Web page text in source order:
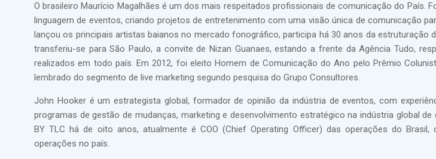
O brasileiro Maurício Magalhães é um dos mais respeitados profissionais de comunicação do País.
linguagem de eventos, criando projetos de entretenimento com uma visão única de comunicação
lançou os principais artistas baianos no mercado fonográfico, participa há 30 anos da estruturação
transferiu-se para São Paulo, a convite de Nizan Guanaes, estando a frente da Agência Tudo,
realizados em todo país. Em 2012, foi eleito Homem de Comunicação do Ano pelo Prêmio
lembrado do segmento de live marketing segundo pesquisa do Grupo Consultores.
John Hooker é um estrategista global, formador de opinião da indústria de eventos, com
programas de gestão de mudanças, marketing e desenvolvimento estratégico na indústria global de
BY TLC há de oito anos, atualmente é COO (Chief Operating Officer) das operações do Brasil,
operações no país.